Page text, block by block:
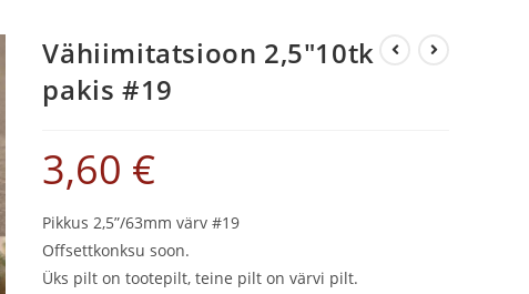
Vähiimitatsioon 2,5″10tk
pakis #19
3,60 €
Pikkus 2,5”/63mm värv #19
Offsettkonksu soon.
Üks pilt on tootepilt, teine pilt on värvi pilt.